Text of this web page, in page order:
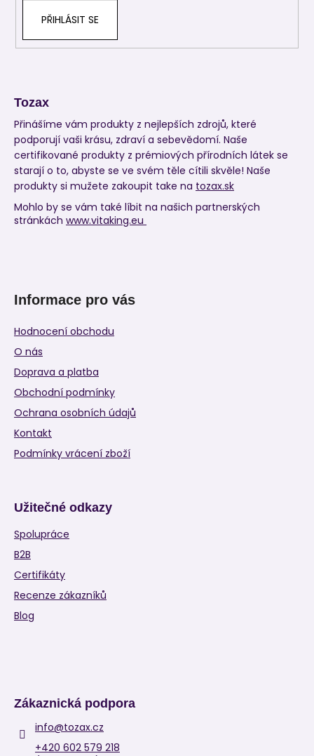
PŘIHLÁSIT SE
Tozax
Přinášíme vám produkty z nejlepších zdrojů, které
podporují vaši krásu, zdraví a sebevědomí. Naše
certifikované produkty z prémiových přírodních látek se
starají o to, abyste se ve svém těle cítili skvěle! Naše
produkty si mužete zakoupit take na tozax.sk
Mohlo by se vám také líbit na našich partnerských
stránkách www.vitaking.eu
Informace pro vás
Hodnocení obchodu
O nás
Doprava a platba
Obchodní podmínky
Ochrana osobních údajů
Kontakt
Podmínky vrácení zboží
Užitečné odkazy
Spolupráce
B2B
Certifikáty
Recenze zákazníků
Blog
Zákaznická podpora
info@tozax.cz
+420 602 579 218